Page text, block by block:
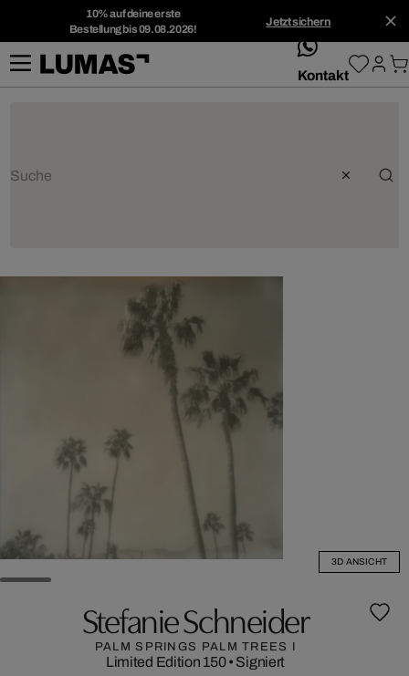
10% auf deine erste
Bestellung bis 09.08.2026!
Jetzt sichern
whatsApp
Kontakt
3D ANSICHT
Stefanie Schneider
PALM SPRINGS PALM TREES I
Limited Edition 150• Signiert